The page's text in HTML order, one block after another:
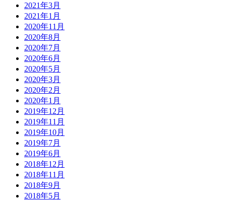
2021年3月
2021年1月
2020年11月
2020年8月
2020年7月
2020年6月
2020年5月
2020年3月
2020年2月
2020年1月
2019年12月
2019年11月
2019年10月
2019年7月
2019年6月
2018年12月
2018年11月
2018年9月
2018年5月